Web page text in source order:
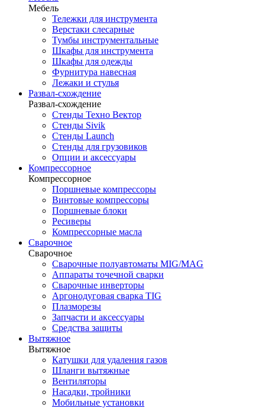
Мебель
Тележки для инструмента
Верстаки слесарные
Тумбы инструментальные
Шкафы для инструмента
Шкафы для одежды
Фурнитура навесная
Лежаки и стулья
Развал-схождение
Развал-схождение
Стенды Техно Вектор
Стенды Sivik
Стенды Launch
Стенды для грузовиков
Опции и аксессуары
Компрессорное
Компрессорное
Поршневые компрессоры
Винтовые компрессоры
Поршневые блоки
Ресиверы
Компрессорные масла
Сварочное
Сварочное
Сварочные полуавтоматы MIG/MAG
Аппараты точечной сварки
Сварочные инверторы
Аргонодуговая сварка TIG
Плазморезы
Запчасти и аксессуары
Средства защиты
Вытяжное
Вытяжное
Катушки для удаления газов
Шланги вытяжные
Вентиляторы
Насадки, тройники
Мобильные установки